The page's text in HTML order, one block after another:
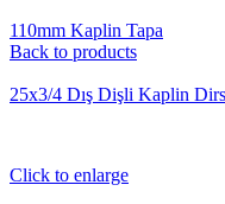
110mm Kaplin Tapa
Back to products
25x3/4 Dış Dişli Kaplin
Click to enlarge